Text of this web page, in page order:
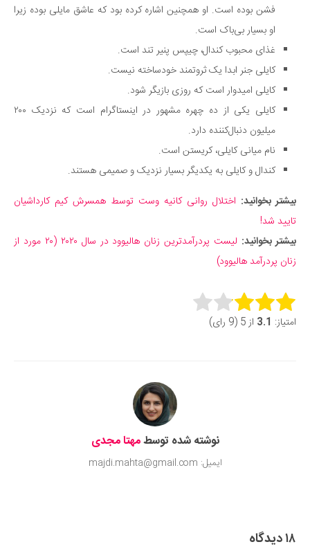
فشن بوده است. او همچنین اشاره کرده بود که عاشق مایلی بوده زیرا
او بسیار بی‌باک است.
غذای محبوب کندال، چیپس پنیر تند است.
کایلی جنر ابدا یک ثروتمند خودساخته نیست.
کایلی امیدوار است که روزی بازیگر شود.
کایلی یکی از ده چهره مشهور در اینستاگرام است که نزدیک ۲۰۰
میلیون دنبال‌کننده دارد.
نام میانی کایلی، کریستن است.
کندال و کایلی به یکدیگر بسیار نزدیک و صمیمی هستند.
بیشتر بخوانید: اختلال روانی کانیه وست توسط همسرش کیم کارداشیان
تایید شد!
بیشتر بخوانید:
لیست پردرآمدترین زنان هالیوود در سال ۲۰۲۰ (۲۰ مورد از
زنان پردرآمد هالیوود)
Rate this item:
امتیاز: 3.1 از 5 (9 رای)
نوشته شده توسطمهتا مجدی
ایمیل: majdi.mahta@gmail.com
۱۸ دیدگاه